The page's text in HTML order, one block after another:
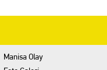
Manisa Olay